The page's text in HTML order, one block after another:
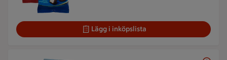
Lägg i inköpslista